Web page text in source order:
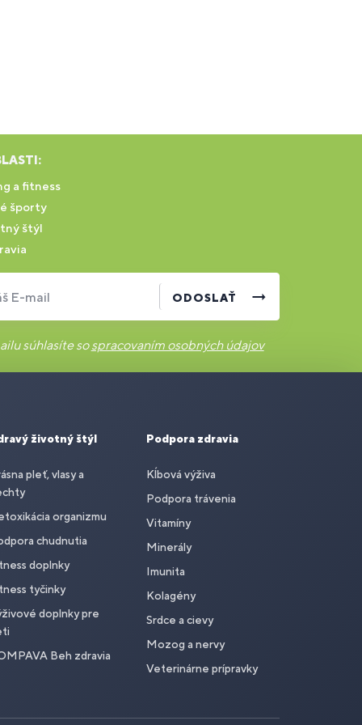
a fitness
športy
štýl
E-mail ODOSLAŤ
súhlasíte sospracovaním osobných údajov
životný štýl
pleť, vlasy a
organizmu
chudnutia
doplnky
tyčinky
doplnky pre
Beh zdravia
Podpora zdravia
Kĺbová výživa
Podpora trávenia
Vitamíny
Minerály
Imunita
Kolagény
Srdce a cievy
Mozog a nervy
Veterinárne prípravky